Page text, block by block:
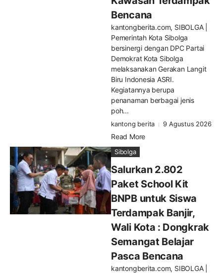
Bencana
kantongberita.com, SIBOLGA |
Pemerintah Kota Sibolga
bersinergi dengan DPC Partai
Demokrat Kota Sibolga
melaksanakan Gerakan Langit
Biru Indonesia ASRI.
Kegiatannya berupa
penanaman berbagai jenis
poh...
kantong berita 9 Agustus 2026
Read More
Sibolga
Salurkan 2.802
Paket School Kit
BNPB untuk Siswa
Terdampak Banjir,
Wali Kota : Dongkrak
Semangat Belajar
Pasca Bencana
kantongberita.com, SIBOLGA |